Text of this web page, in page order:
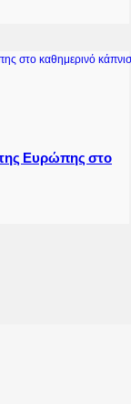
Ευρώπης στο